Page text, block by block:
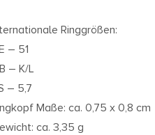
Ringgrößen:
– 51
– K/L
– 5,7
Maße: ca. 0,75 x 0,8 cm
ca. 3,35 g